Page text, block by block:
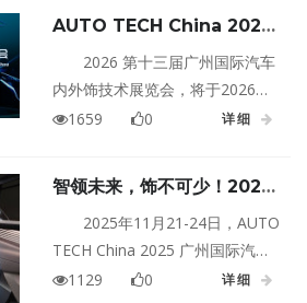
AUTO TECH China 2026
第十三届广州国际汽车内外饰
技术展览会
2026 第十三届广州国际汽车
内外饰技术展览会，将于2026年
11月27日-30日在广州中国进出口
向广大汽车工程师展示汽车内外
饰设计、材料、制造和生产设
备、信息娱乐系统等方面的产品
和服务。
1659 0 详细
智领未来，饰不可少！2025
广州汽车内外饰技术展即将震
2025年11月21-24日，AUTO
TECH China 2025 广州国际汽车
内外饰技术展览会将在广州·广交
1129 0 详细